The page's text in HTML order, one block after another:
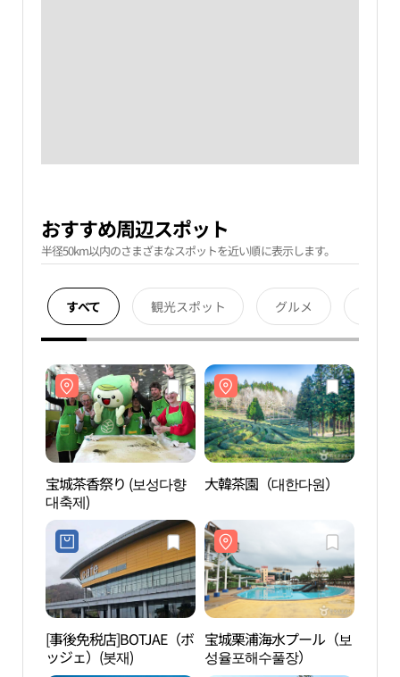
おすすめ周辺スポット
半径50km以内のさまざまなスポットを近い順に表示します。
すべて 観光スポット グルメ
宝城茶香祭り (보성다향
대축제)
大韓茶園（대한다원）
[事後免税店]BOTJAE（ボ
ッジェ）(봇재)
宝城栗浦海水プール（보
성율포해수풀장）